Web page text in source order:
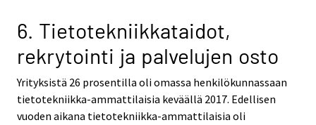
6. Tietotekniikkataidot,
rekrytointi ja palvelujen osto
Yrityksistä 26 prosentilla oli omassa henkilökunnassaan
tietotekniikka-ammattilaisia keväällä 2017. Edellisen
vuoden aikana tietotekniikka-ammattilaisia oli